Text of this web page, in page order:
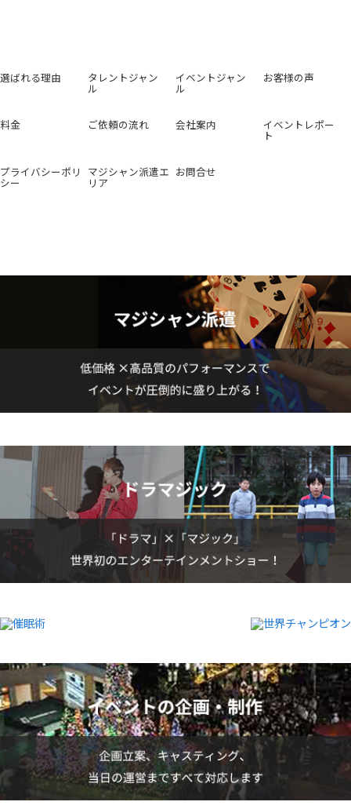
選ばれる理由 タレントジャン
ル
イベントジャン
ル
お客様の声
料金 ご依頼の流れ 会社案内 イベントレポー
ト
プライバシーポリ
シー
マジシャン派遣エ
リア
お問合せ